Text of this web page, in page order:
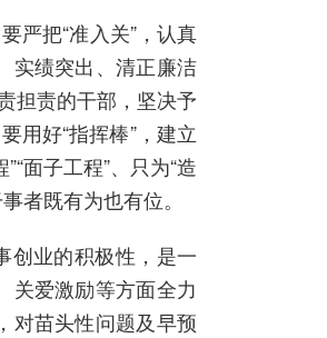
严把“准入关”，认真
实绩突出、清正廉洁
担责的干部，坚决予
用好“指挥棒”，建立
面子工程”、只为“造
者既有为也有位。
创业的积极性，是一
关爱激励等方面全力
对苗头性问题及早预